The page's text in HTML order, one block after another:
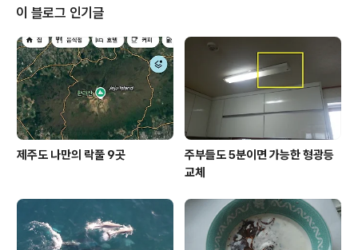
수 있고, 누구나 쉽게 오를 수 있는 곳, 거기에 풍광까지 더
해져 오감을 만족시킬 수 있는 곳을 알려드릴까 합니다. 봉
긋 솟아있는 두 개의 오름이 보입니다. 눈에는 두 곳만 보이
지만 실제로 왼쪽에 있는 오름 뒤편으로 오름 한 개가 더 있
습니다. 세 개의 오름이 나란히 사이좋게 연결되어 있어 제
주도민들 사이에서도 오름 트..
이 블로그 인기글
제주도 나만의 락풀 9곳
주부들도 5분이면 가능한 형광등
교체